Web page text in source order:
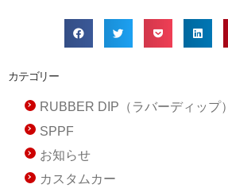
カテゴリー
RUBBER DIP（ラバーディップ）
SPPF
お知らせ
カスタムカー